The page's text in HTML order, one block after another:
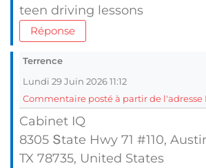
teen driving lessons
Réponse
Terrence
Lundi 29 Juin 2026 11:12
Commentaire posté à partir de l'adresse
Cabinet IQ
8305 Տtate Hwy 71 #110,
TX 78735, United Ѕtates